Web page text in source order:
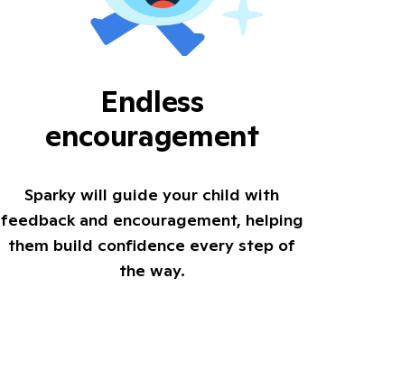
Endless
encouragement
Sparky will guide your child with
feedback and encouragement, helping
them build confidence every step of
the way.